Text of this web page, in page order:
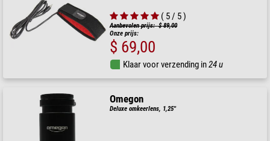
( 5 / 5 )
Aanbevolen prijs: $ 89,00
Onze prijs:
$ 69,00
Klaar voor verzending in24 u
Omegon
Deluxe omkeerlens, 1,25''